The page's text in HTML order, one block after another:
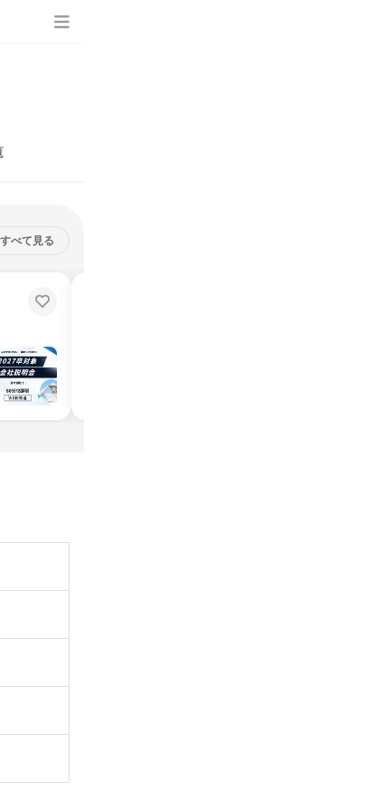
すべて見る